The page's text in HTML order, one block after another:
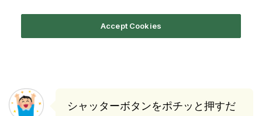
シャッターボタンをポチッと押すだ